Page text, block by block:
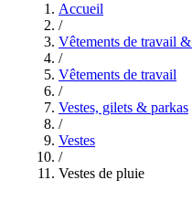
Accueil
/
Vêtements de travail
/
Vêtements de travail
/
Vestes, gilets & parkas
/
Vestes
/
Vestes de pluie